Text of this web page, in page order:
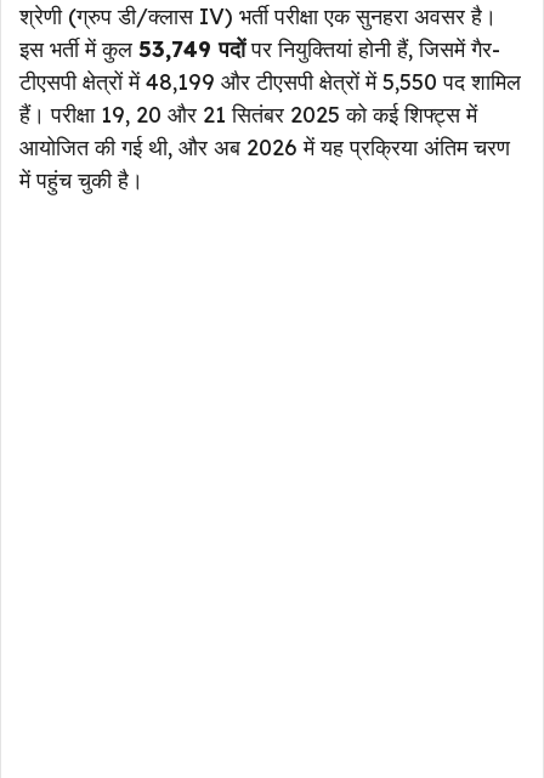
श्रेणी (ग्रुप डी/क्लास IV) भर्ती परीक्षा एक सुनहरा अवसर है।
इस भर्ती में कुल 53,749 पदोंपर नियुक्तियां होनी हैं, जिसमें गैर-
टीएसपी क्षेत्रों में 48,199 और टीएसपी क्षेत्रों में 5,550 पद शामिल
हैं। परीक्षा 19, 20 और 21 सितंबर 2025 को कई शिफ्ट्स में
आयोजित की गई थी, और अब 2026 में यह प्रक्रिया अंतिम चरण
में पहुंच चुकी है।